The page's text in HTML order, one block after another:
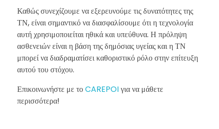
Καθώς συνεχίζουμε να εξερευνούμε τις δυνατότητες της
ΤΝ, είναι σημαντικό να διασφαλίσουμε ότι η τεχνολογία
αυτή χρησιμοποιείται ηθικά και υπεύθυνα. Η πρόληψη
ασθενειών είναι η βάση της δημόσιας υγείας και η ΤΝ
μπορεί να διαδραματίσει καθοριστικό ρόλο στην επίτευξη
αυτού του στόχου.
Επικοινωνήστε με τοCAREPOIγια να μάθετε
περισσότερα!